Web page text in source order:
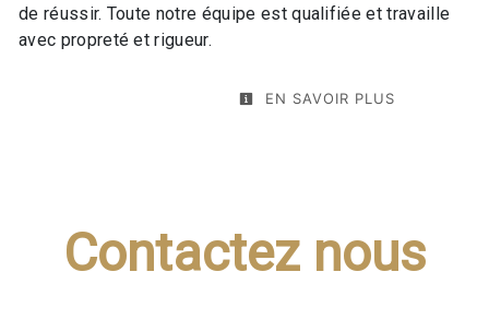
de réussir. Toute notre équipe est qualifiée et travaille
avec propreté et rigueur.
EN SAVOIR PLUS
Contactez nous